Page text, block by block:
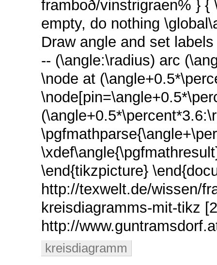
framboð/vinstrigraen% }
empty, do nothing
Draw angle and set
-- (\angle:\radius) arc
\node at
\end{tikzpicture}
http://texwelt.de/wissen/
kreisdiagramms-mit-tikz
http://
kreisdiagramm